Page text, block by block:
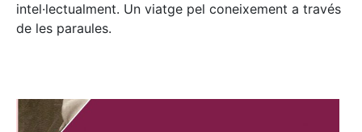
intel·lectualment. Un viatge pel coneixement a través
de les paraules.